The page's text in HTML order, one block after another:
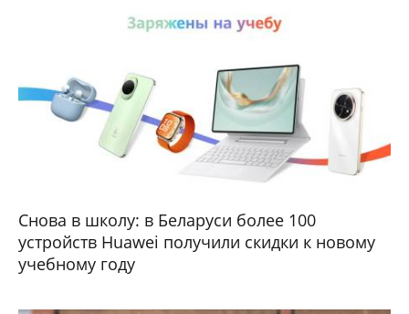
Снова в школу: в Беларуси более 100
устройств Huawei получили скидки к новому
учебному году